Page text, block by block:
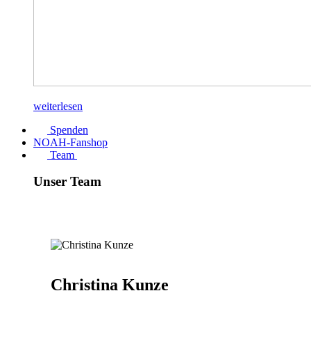
weiterlesen
Spenden
NOAH-Fanshop
Team
Unser Team
Christina Kunze